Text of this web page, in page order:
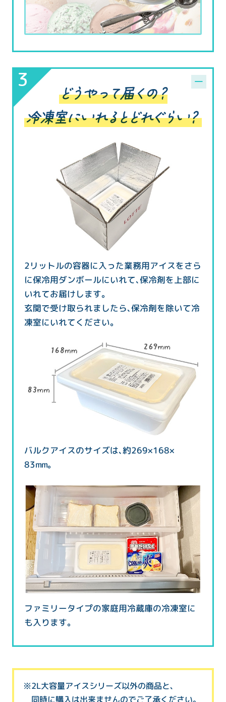
2リットルの容器に入った業務用アイスをさら
に保冷用ダンボールにいれて、保冷剤を上部に
いれてお届けします。
玄関で受け取られましたら、保冷剤を除いて冷
凍室にいれてください。
バルクアイスのサイズは、約269×168×
83mm。
ファミリータイプの家庭用冷蔵庫の冷凍室に
も入ります。
※2L大容量アイスシリーズ以外の商品と、
同時に購入は出来ませんのでご了承ください。